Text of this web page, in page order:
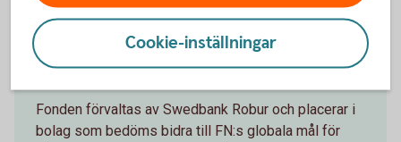
Swedbank Humanfond är en aktiefond för dig som
vill att dina pengar ska växa, samtidigt som ditt
sparande ska stå för något mer.
Fonden förvaltas av Swedbank Robur och placerar i
bolag som bedöms bidra till FN:s globala mål för
Cookie-inställningar